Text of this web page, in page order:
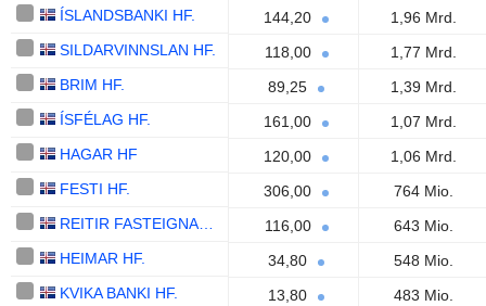
ÍSLANDSBANKI HF.
144,20
1,96 Mrd.
SILDARVINNSLAN HF.
118,00
1,77 Mrd.
BRIM HF.
89,25
1,39 Mrd.
ÍSFÉLAG HF.
161,00
1,07 Mrd.
HAGAR HF
120,00
1,06 Mrd.
FESTI HF.
306,00
764 Mio.
116,00
643 Mio.
HEIMAR HF.
34,80
548 Mio.
KVIKA BANKI HF.
13,80
483 Mio.